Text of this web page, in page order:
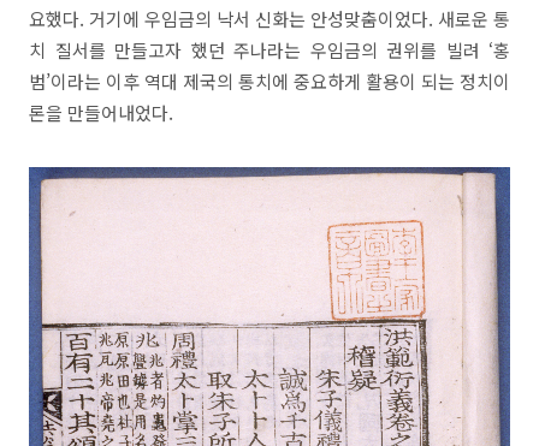
요했다. 거기에 우임금의 낙서 신화는 안성맞춤이었다. 새로운 통
치 질서를 만들고자 했던 주나라는 우임금의 권위를 빌려 ‘홍
범’이라는 이후 역대 제국의 통치에 중요하게 활용이 되는 정치이
론을 만들어내었다.